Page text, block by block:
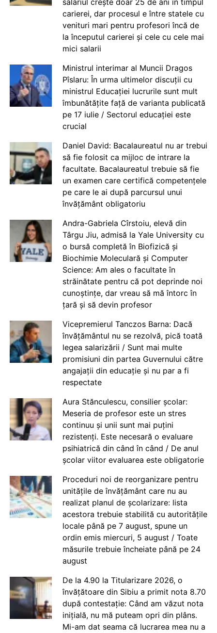
salariul crește doar 25 de ani în timpul
carierei, dar procesul e între statele cu
venituri mari pentru profesori încă de
la începutul carierei și cele cu cele mai
mici salarii
Ministrul interimar al Muncii Dragos
Pîslaru: În urma ultimelor discuții cu
ministrul Educației lucrurile sunt mult
îmbunătățite față de varianta publicată
pe 17 iulie / Sectorul educației este
crucial
Daniel David: Bacalaureatul nu ar trebui
să fie folosit ca mijloc de intrare la
facultate. Bacalaureatul trebuie să fie
un examen care certifică competențele
pe care le ai după parcursul unui
învățământ obligatoriu
Andra-Gabriela Cîrstoiu, elevă din
Târgu Jiu, admisă la Yale University cu
o bursă completă în Biofizică și
Biochimie Moleculară și Computer
Science: Am ales o facultate în
străinătate pentru că pot deprinde noi
cunoștințe, dar vreau să mă întorc în
țară și să devin profesor
Vicepremierul Tanczos Barna: Dacă
învățământul nu se rezolvă, pică toată
legea salarizării / Sunt mai multe
promisiuni din partea Guvernului către
angajații din educație și nu par a fi
respectate
Aura Stănculescu, consilier școlar:
Meseria de profesor este un stres
continuu și unii sunt mai puțini
rezistenți. Este necesară o evaluare
psihiatrică din când în când / De anul
școlar viitor evaluarea este obligatorie
Proceduri noi de reorganizare pentru
unitățile de învățământ care nu au
realizat planul de școlarizare: lista
acestora trebuie stabilită cu autoritățile
locale până pe 7 august, spune un
ordin emis miercuri, 5 august / Toate
măsurile trebuie încheiate până pe 24
august
De la 4.90 la Titularizare 2026, o
învățătoare din Sibiu a primit nota 8.70
după contestație: Când am văzut nota
inițială, nu mă puteam opri din plâns.
Mi-am dat seama că lucrarea mea nu a